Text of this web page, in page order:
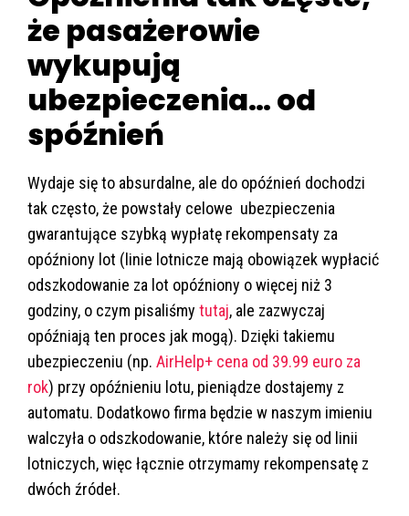
że pasażerowie
wykupują
ubezpieczenia… od
spóźnień
Wydaje się to absurdalne, ale do opóźnień dochodzi
tak często, że powstały celowe ubezpieczenia
gwarantujące szybką wypłatę rekompensaty za
opóźniony lot (linie lotnicze mają obowiązek wypłacić
odszkodowanie za lot opóźniony o więcej niż 3
godziny, o czym pisaliśmy tutaj, ale zazwyczaj
opóźniają ten proces jak mogą). Dzięki takiemu
ubezpieczeniu (np. AirHelp+ cena od 39.99 euro za
rok) przy opóźnieniu lotu, pieniądze dostajemy z
automatu. Dodatkowo firma będzie w naszym imieniu
walczyła o odszkodowanie, które należy się od linii
lotniczych, więc łącznie otrzymamy rekompensatę z
dwóch źródeł.